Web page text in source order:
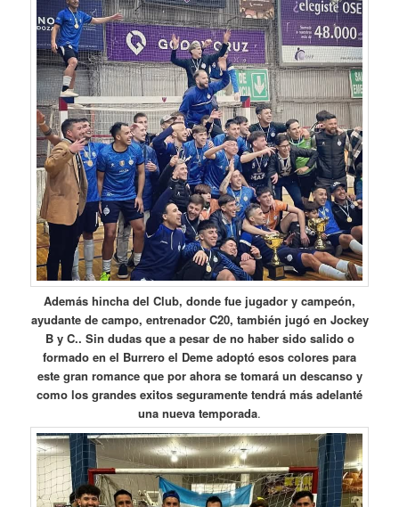
Además hincha del Club, donde fue jugador y campeón,
ayudante de campo, entrenador C20, también jugó en Jockey
B y C.. Sin dudas que a pesar de no haber sido salido o
formado en el Burrero el Deme adoptó esos colores para
este gran romance que por ahora se tomará un descanso y
como los grandes exitos seguramente tendrá más adelanté
una nueva temporada.